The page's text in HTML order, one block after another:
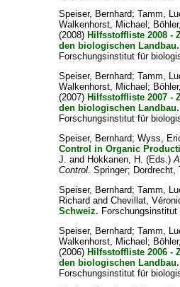
Speiser, Bernhard;Tamm,
Walkenhorst, Michael ;
(2008) Hilfsstoffliste 2008 -
den biologischen Landbau.
Forschungsinstitut für
Speiser, Bernhard;Tamm,
Walkenhorst, Michael ;
(2007) Hilfsstoffliste 2007 -
den biologischen Landbau.
Forschungsinstitut für
Speiser, Bernhard;Wyss,
Control in Organic
J. and Hokkanen, H. (Eds.)
Control. Springer; Dordrecht,
Speiser, Bernhard;Tamm,
Richard andChevillat,
Schweiz.
Speiser, Bernhard;Tamm,
Walkenhorst, Michael ;
(2006) Hilfsstoffliste 2006 -
den biologischen Landbau.
Forschungsinstitut für